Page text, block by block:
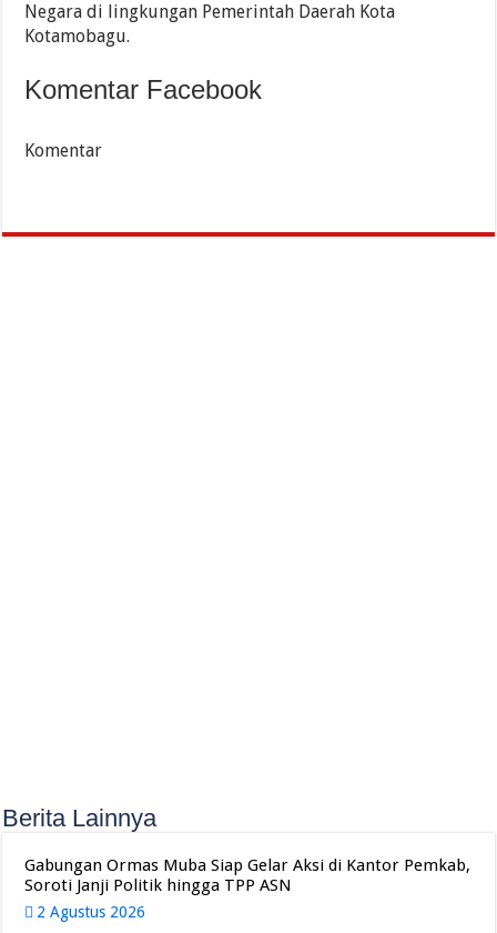
Negara di lingkungan Pemerintah Daerah Kota
Kotamobagu.
Komentar Facebook
Komentar
Berita Lainnya
Gabungan Ormas Muba Siap Gelar Aksi di Kantor Pemkab,
Soroti Janji Politik hingga TPP ASN
2 Agustus 2026